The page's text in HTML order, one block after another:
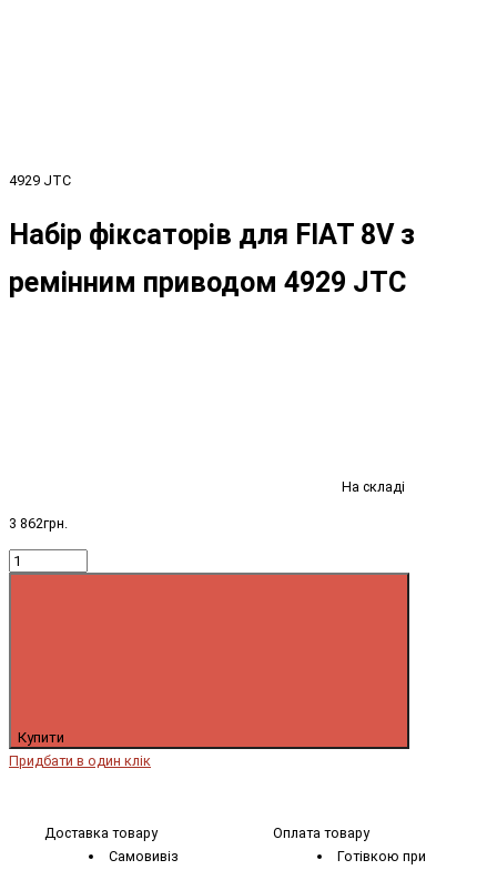
4929 JTC
Набір фіксаторів для FIAT 8V з
ремінним приводом 4929 JTC
На складі
3 862грн.
Купити
Придбати в один клік
Доставка товару
Самовивіз
Оплата товару
Готівкою при